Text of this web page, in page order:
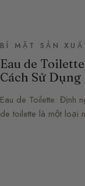
BÍ MẬT SẢN
Eau de
Cách Sử Dụng
Eau de Toilette: Định
de toilette là một